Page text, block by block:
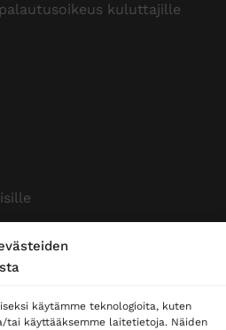
käytämme teknologioita, kuten
tai käyttääksemme laitetietoja. Näiden
kuluttajille